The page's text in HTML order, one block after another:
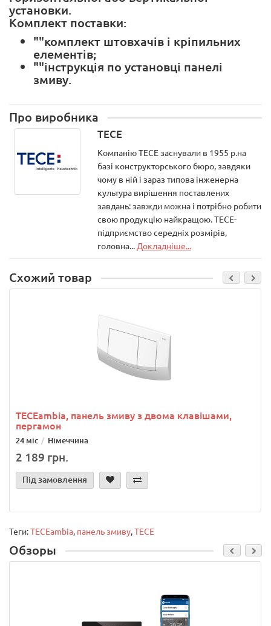
установки.
Комплект поставки:
""комплект штовхачів і кріпильних
елементів;
""інструкція по установці панелі
змиву.
Про виробника
TECE
Компанію ТЕСЕ заснували в 1955 р.на
базі конструкторського бюро, завдяки
чому в ній і зараз типова інженерна
культура вирішення поставлених
завдань: завжди можна і потрібно робити
свою продукцію найкращою. ТЕСЕ-
підприємство середніх розмірів,
головна... Докладніше...
Схожий товар
TECEambia, панель змиву з двома клавішами,
пергамон
24 міс Німеччина
2 189 грн.
Під замовлення
Теги:TECEambia, панель змиву,TECE
Обзоры